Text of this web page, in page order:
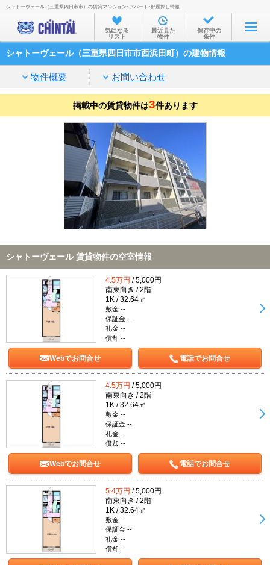
お部屋を探す
沿線・駅から
家賃相場から
通勤通学時間から
不動産会社から
TOP
シャトーヴェール（三重県四日市市）の賃貸マンション･アパート･部屋探し情報
気になる
リスト
最近見た
物件
保存中の
条件
シャトーヴェール（三重県四日市市西浜田町）の建物情報
物件概要 お問い合わせ
掲載中の賃貸物件は3件あります
シャトーヴェール 賃貸物件の空室情報
4.5万円 / 5,000円
南東向き / 2階
1K / 32.64㎡
敷金 --
保証金 --
礼金 --
償却 --
Webでお問合せ 電話でお問合せ
4.5万円 / 5,000円
南東向き / 2階
1K / 32.64㎡
敷金 --
保証金 --
礼金 --
償却 --
Webでお問合せ 電話でお問合せ
5.4万円 / 5,000円
南東向き / 2階
1K / 32.64㎡
敷金 --
保証金 --
礼金 --
償却 --